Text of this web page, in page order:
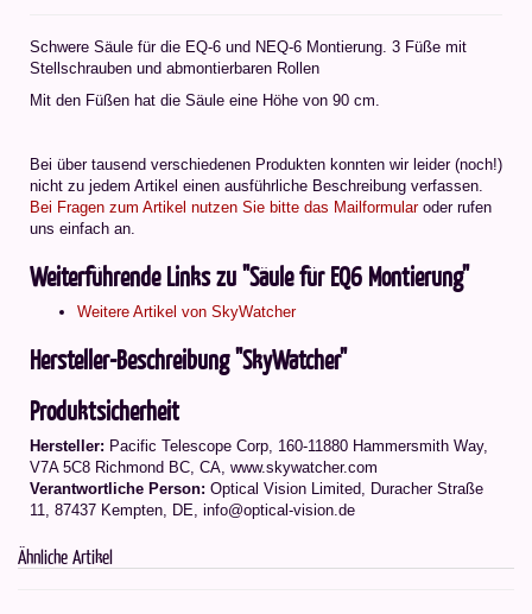
Schwere Säule für die EQ-6 und NEQ-6 Montierung. 3 Füße mit
Stellschrauben und abmontierbaren Rollen
Mit den Füßen hat die Säule eine Höhe von 90 cm.
Bei über tausend verschiedenen Produkten konnten wir leider (noch!)
nicht zu jedem Artikel einen ausführliche Beschreibung verfassen.
Bei Fragen zum Artikel nutzen Sie bitte das Mailformularoder rufen
uns einfach an.
Weiterführende Links zu "Säule für EQ6 Montierung"
Weitere Artikel von SkyWatcher
Hersteller-Beschreibung "SkyWatcher"
Produktsicherheit
Hersteller: Pacific Telescope Corp, 160-11880 Hammersmith Way,
V7A 5C8 Richmond BC, CA, www.skywatcher.com
Verantwortliche Person: Optical Vision Limited, Duracher Straße
11, 87437 Kempten, DE, info@optical-vision.de
Ähnliche Artikel